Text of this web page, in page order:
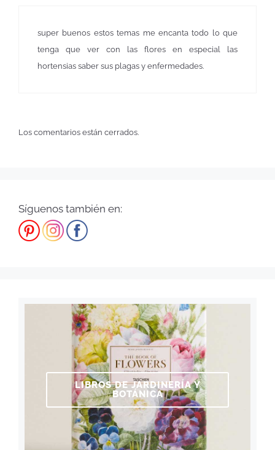
super buenos estos temas me encanta todo lo que
tenga que ver con las flores en especial las
hortensias saber sus plagas y enfermedades.
Los comentarios están cerrados.
Síguenos también en:
LIBROS DE JARDINERÍA Y
BOTÁNICA